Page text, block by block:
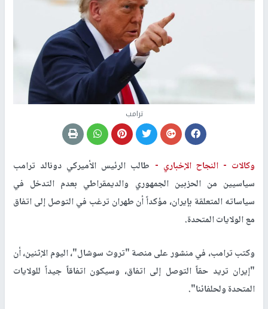
ترامب
وكالات -النجاح الإخباري - طالب الرئيس الأميركي دونالد ترامب
سياسيين من الحزبين الجمهوري والديمقراطي بعدم التدخل في
سياساته المتعلقة بإيران، مؤكداً أن طهران ترغب في التوصل إلى اتفاق
مع الولايات المتحدة.
وكتب ترامب، في منشور على منصة "تروث سوشال"، اليوم الإثنين، أن
"إيران تريد حقاً التوصل إلى اتفاق، وسيكون اتفاقاً جيداً للولايات
المتحدة ولحلفائنا".